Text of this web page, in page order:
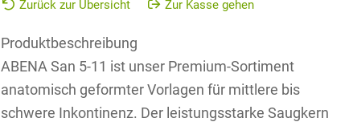
Zurück zur Übersicht Zur Kasse gehen
Produktbeschreibung
ABENA San 5-11 ist unser Premium-Sortiment
anatomisch geformter Vorlagen für mittlere bis
schwere Inkontinenz. Der leistungsstarke Saugkern